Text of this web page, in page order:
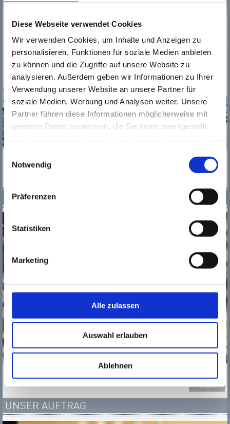
Diese Webseite verwendet Cookies
Wir verwenden Cookies, um Inhalte und Anzeigen zu
personalisieren, Funktionen für soziale Medien anbieten
zu können und die Zugriffe auf unsere Website zu
analysieren. Außerdem geben wir Informationen zu Ihrer
Verwendung unserer Website an unsere Partner für
soziale Medien, Werbung und Analysen weiter. Unsere
Partner führen diese Informationen möglicherweise mit
weiteren Daten zusammen, die Sie ihnen bereitgestellt
Datenschutzhinweise
Notwendig
Präferenzen
Statistiken
Marketing
Alle zulassen
Auswahl erlauben
Ablehnen
MEHR
UNSERE ORTE
MEHR
UNSER AUFTRAG